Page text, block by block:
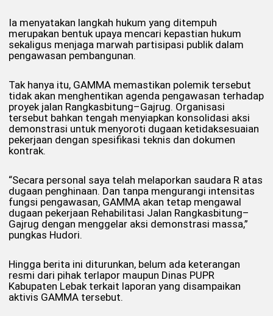
Ia menyatakan langkah hukum yang ditempuh
merupakan bentuk upaya mencari kepastian hukum
sekaligus menjaga marwah partisipasi publik dalam
pengawasan pembangunan.
Tak hanya itu, GAMMA memastikan polemik tersebut
tidak akan menghentikan agenda pengawasan terhadap
proyek jalan Rangkasbitung–Gajrug. Organisasi
tersebut bahkan tengah menyiapkan konsolidasi aksi
demonstrasi untuk menyoroti dugaan ketidaksesuaian
pekerjaan dengan spesifikasi teknis dan dokumen
kontrak.
“Secara personal saya telah melaporkan saudara R atas
dugaan penghinaan. Dan tanpa mengurangi intensitas
fungsi pengawasan, GAMMA akan tetap mengawal
dugaan pekerjaan Rehabilitasi Jalan Rangkasbitung–
Gajrug dengan menggelar aksi demonstrasi massa,”
pungkas Hudori.
Hingga berita ini diturunkan, belum ada keterangan
resmi dari pihak terlapor maupun Dinas PUPR
Kabupaten Lebak terkait laporan yang disampaikan
aktivis GAMMA tersebut.